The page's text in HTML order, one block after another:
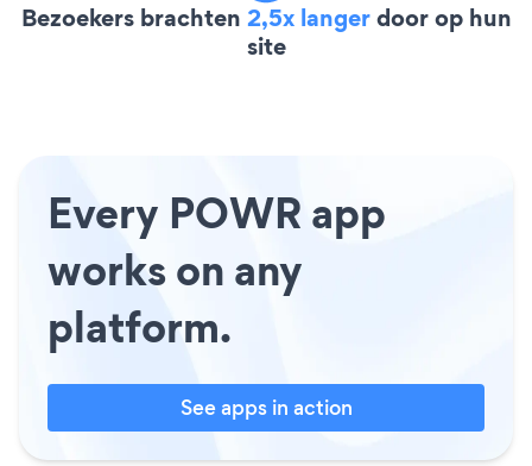
Bezoekers brachten 2,5x langerdoor op hun
site
Every POWR app
works on any
platform.
See apps in action